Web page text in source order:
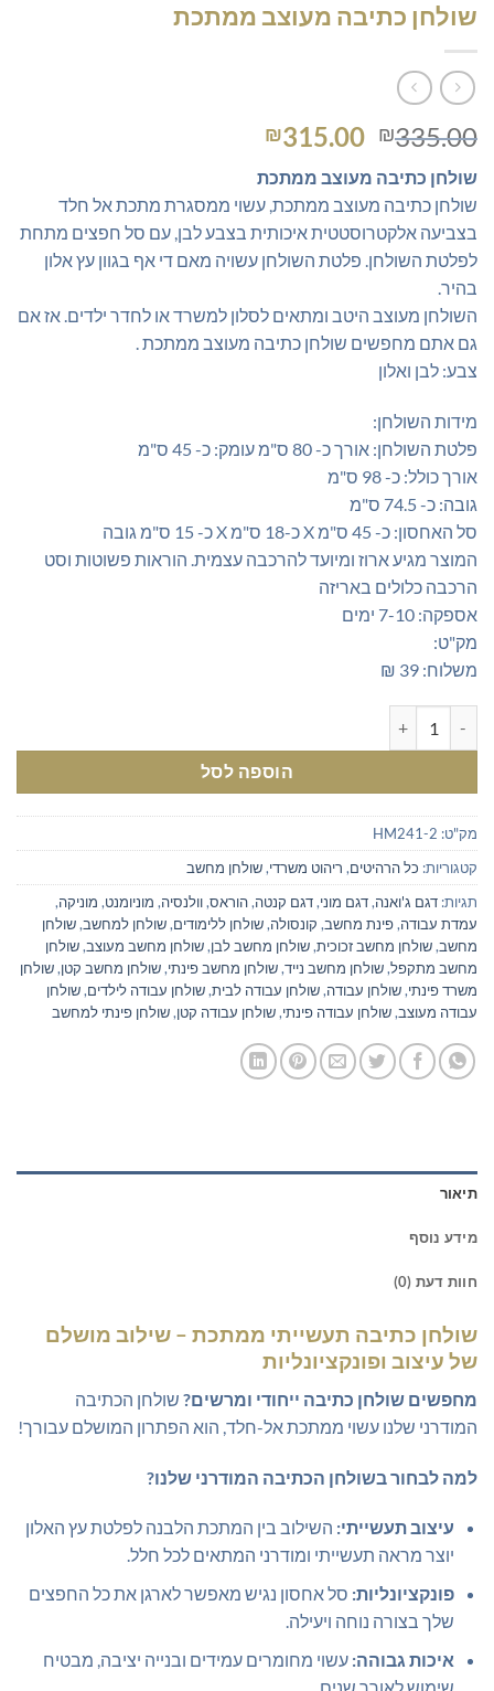
שולחן כתיבה מעוצב ממתכת
₪335.00
המחיר
היה:
₪335.00.
₪315.00
הוא:
₪315.00.
שולחן כתיבה מעוצב ממתכת
שולחן כתיבה מעוצב ממתכת, עשוי ממסגרת מתכת אל חלד
בצביעה אלקטרוסטטית איכותית בצבע לבן, עם סל חפצים מתחת
לפלטת השולחן. פלטת השולחן עשויה מאם די אף בגוון עץ אלון
בהיר.
השולחן מעוצב היטב ומתאים לסלון למשרד או לחדר ילדים. אז אם
גם אתם מחפשים שולחן כתיבה מעוצב ממתכת .
צבע: לבן ואלון
מידות השולחן:
פלטת השולחן: אורך כ- 80 ס"מ עומק: כ- 45 ס"מ
אורך כולל: כ- 98 ס"מ
גובה: כ- 74.5 ס"מ
סל האחסון: כ- 45 ס"מ X כ-18 ס"מ X כ- 15 ס"מ גובה
המוצר מגיע ארוז ומיועד להרכבה עצמית. הוראות פשוטות וסט
הרכבה כלולים באריזה
אספקה: 7-10 ימים
מק"ט:
משלוח: 39 ₪
הוספה לסל
מק"ט: HM241-2
קטגוריות: כל הרהיטים, ריהוט משרדי,שולחן מחשב
תגיות: דגם ג'ואנה,דגם מוני,דגם קנטה,הוראס,וולנסיה, מוניומנט, מוניקה,
עמדת עבודה,פינת מחשב, קונסולה,שולחן ללימודים,שולחן למחשב,שולחן
מחשב,שולחן מחשב זכוכית,שולחן מחשב לבן,שולחן מחשב מעוצב,שולחן
מחשב מתקפל,שולחן מחשב נייד,שולחן מחשב פינתי,שולחן מחשב קטן,שולחן
משרד פינתי,שולחן עבודה,שולחן עבודה לבית,שולחן עבודה לילדים,שולחן
עבודה מעוצב,שולחן עבודה פינתי,שולחן עבודה קטן,שולחן פינתי למחשב
תיאור
מידע נוסף
חוות דעת (0)
שולחן כתיבה תעשייתי ממתכת – שילוב מושלם
של עיצוב ופונקציונליות
מחפשים שולחן כתיבה ייחודי ומרשים? שולחן הכתיבה
המודרני שלנו עשוי ממתכת אל-חלד, הוא הפתרון המושלם עבורך!
למה לבחור בשולחן הכתיבה המודרני שלנו?
עיצוב תעשייתי: השילוב בין המתכת הלבנה לפלטת עץ האלון
יוצר מראה תעשייתי ומודרני המתאים לכל חלל.
פונקציונליות: סל אחסון נגיש מאפשר לארגן את כל החפצים
שלך בצורה נוחה ויעילה.
איכות גבוהה: עשוי מחומרים עמידים ובנייה יציבה, מבטיח
שימוש לאורך שנים.